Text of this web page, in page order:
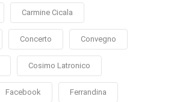
Carmine Cicala
Concerto Convegno
Cosimo Latronico
Facebook Ferrandina